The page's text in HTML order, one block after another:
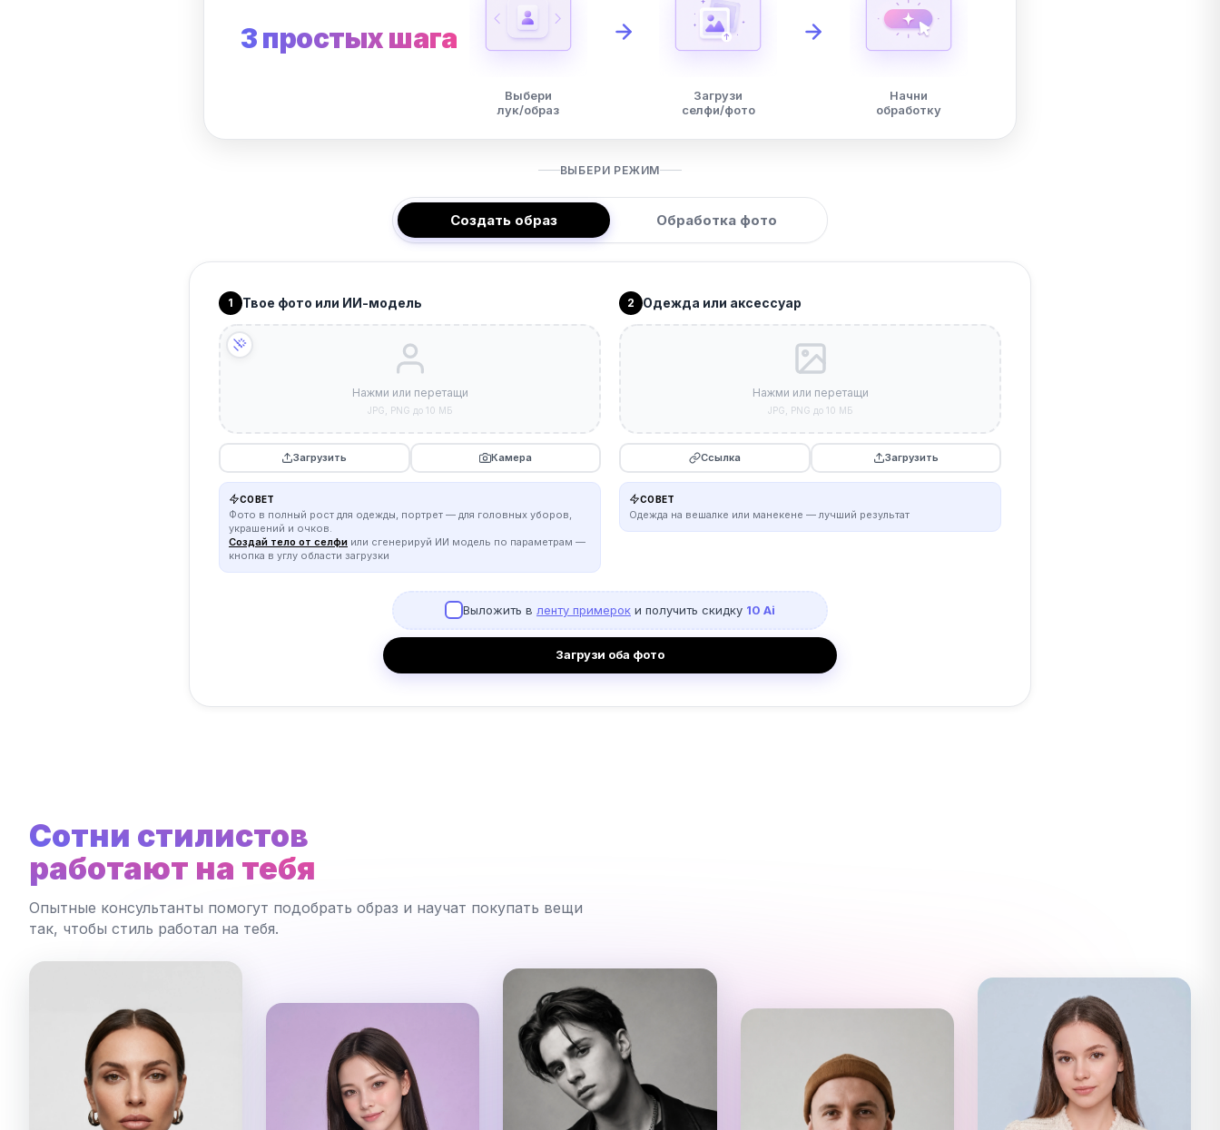
3 простых шага
Выбери
лук/образ
Загрузи
селфи/фото
Начни
обработку
ВЫБЕРИ РЕЖИМ
Создать образ Обработка фото
1 Твое фото или ИИ-модель
Нажми или перетащи
JPG, PNG до 10 МБ
Загрузить Камера
СОВЕТ
Фото в полный рост для одежды, портрет — для головных уборов,
украшений и очков.
Создай тело от селфи или сгенерируй ИИ модель по параметрам —
кнопка в углу области загрузки
2 Одежда или аксессуар
Нажми или перетащи
JPG, PNG до 10 МБ
Ссылка Загрузить
СОВЕТ
Одежда на вешалке или манекене — лучший результат
Выложить в ленту примерок и получить скидку 10 Ai
Загрузи оба фото
Сотни стилистов
работают на тебя
Опытные консультанты помогут подобрать образ и научат покупать вещи
так, чтобы стиль работал на тебя.